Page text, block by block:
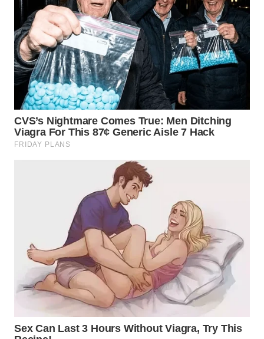
KALBAR
WN
KALTENG
WN
KALTARA
WN
KALSEL
WN
GORONTALO
SULUT